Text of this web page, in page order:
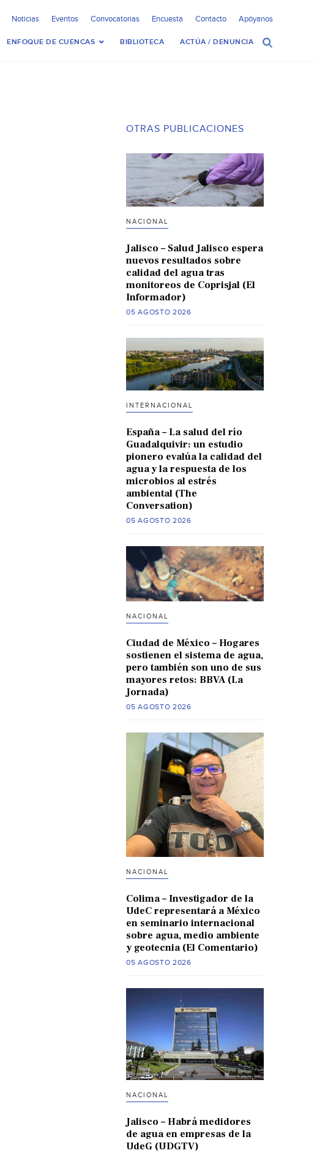
Noticias Eventos Convocatorias Encuesta Contacto Apóyanos
ENFOQUE DE CUENCAS BIBLIOTECA ACTÚA / DENUNCIA
OTRAS PUBLICACIONES
NACIONAL
Jalisco – Salud Jalisco espera
nuevos resultados sobre
calidad del agua tras
monitoreos de Coprisjal (El
Informador)
05 AGOSTO 2026
INTERNACIONAL
España – La salud del río
Guadalquivir: un estudio
pionero evalúa la calidad del
agua y la respuesta de los
microbios al estrés
ambiental (The
Conversation)
05 AGOSTO 2026
NACIONAL
Ciudad de México – Hogares
sostienen el sistema de agua,
pero también son uno de sus
mayores retos: BBVA (La
Jornada)
05 AGOSTO 2026
NACIONAL
Colima – Investigador de la
UdeC representará a México
en seminario internacional
sobre agua, medio ambiente
y geotecnia (El Comentario)
05 AGOSTO 2026
NACIONAL
Jalisco – Habrá medidores
de agua en empresas de la
UdeG (UDGTV)